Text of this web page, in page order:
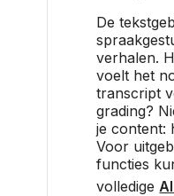
De
verhalen.
voelt het
transcript
grading?
je content:
Voor
functies
volledige